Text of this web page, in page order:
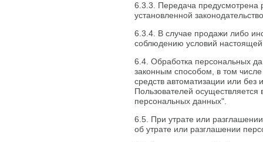
6.3.3. Передача предусмотрена
установленной
6.3.4. В случае продажи либо
соблюдению условий
6.4. Обработка персональных
законным способом, в том
средств автоматизации или без
Пользователей
персональных данных".
6.5. При утрате или
об утрате или разглашении